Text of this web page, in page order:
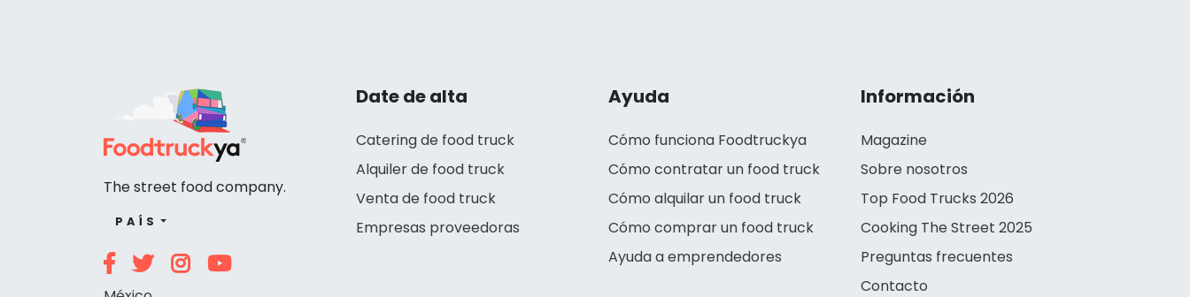
Date de alta
Catering de food truck
Alquiler de food truck
Venta de food truck
Empresas proveedoras
Ayuda
Cómo funciona Foodtruckya
Cómo contratar un food truck
Cómo alquilar un food truck
Cómo comprar un food truck
Ayuda a emprendedores
Información
Magazine
Sobre nosotros
Top Food Trucks 2026
Cooking The Street 2025
Preguntas frecuentes
Contacto
The street food company.
PAÍS